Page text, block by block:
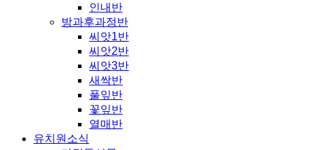
인내반
방과후과정반
씨앗1반
씨앗2반
씨앗3반
새싹반
풀잎반
꽃잎반
열매반
유치원소식